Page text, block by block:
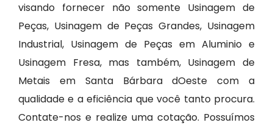
visando fornecer não somente Usinagem de
Peças, Usinagem de Peças Grandes, Usinagem
Industrial, Usinagem de Peças em Aluminio e
Usinagem Fresa, mas também, Usinagem de
Metais em Santa Bárbara dOeste com a
qualidade e a eficiência que você tanto procura.
Contate-nos e realize uma cotação. Possuímos